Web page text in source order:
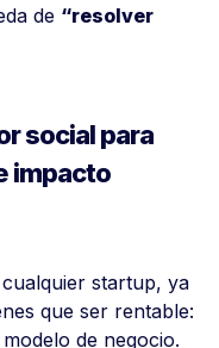
de “resolver
social para
impacto
startup, ya
que ser rentable:
de negocio.